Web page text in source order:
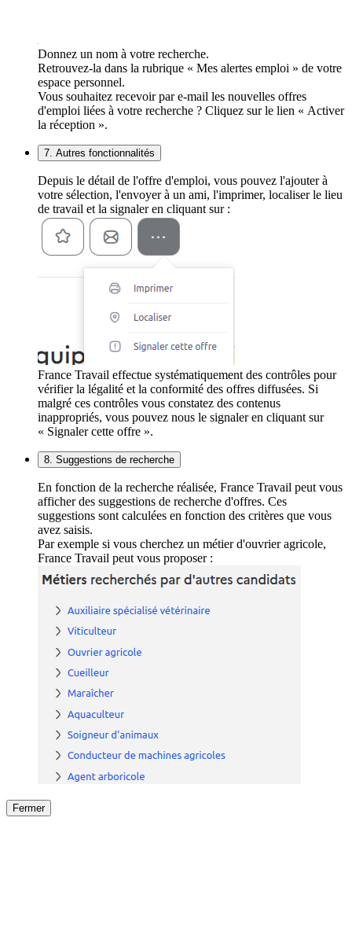
Donnez un nom à votre recherche.
Retrouvez-la dans la rubrique « Mes alertes emploi » de votre
espace personnel.
Vous souhaitez recevoir par e-mail les nouvelles offres
d'emploi liées à votre recherche ? Cliquez sur le lien « Activer
la réception ».
7. Autres fonctionnalités
Depuis le détail de l'offre d'emploi, vous pouvez l'ajouter à
votre sélection, l'envoyer à un ami, l'imprimer, localiser le lieu
de travail et la signaler en cliquant sur :
France Travail effectue systématiquement des contrôles pour
vérifier la légalité et la conformité des offres diffusées. Si
malgré ces contrôles vous constatez des contenus
inappropriés, vous pouvez nous le signaler en cliquant sur
« Signaler cette offre ».
8. Suggestions de recherche
En fonction de la recherche réalisée, France Travail peut vous
afficher des suggestions de recherche d'offres. Ces
suggestions sont calculées en fonction des critères que vous
avez saisis.
Par exemple si vous cherchez un métier d'ouvrier agricole,
France Travail peut vous proposer :
Fermer